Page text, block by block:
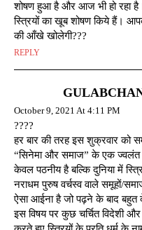
शोषण हुआ है और आज भी हो रहा
स्त्रियों का खूब शोषण किये हैं।
की आँखे खोलेगी???
REPLY
October 9, 2021 At 4:11 PM
????
हर बार की तरह इस शुक्रवार को
“सिनेमा और समाज” के एक
केवल पठनीय है बल्कि दुनिया में
नराधम पुरुष वर्चस्व वाले समूहों/
ऐसा आईना है जो पढ़ने के बाद
इस विषय पर कुछ चर्चित विदेशी और